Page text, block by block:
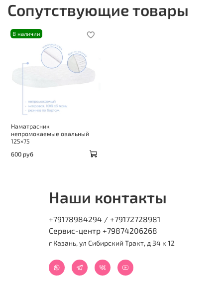
Сопутствующие товары
В наличии
Наматрасник
непромокаемые овальный
125×75
600 руб
Наши контакты
+79178984294 / +79172728981
Сервис-центр +79874206268
г Казань, ул Сибирский Тракт, д 34 к 12